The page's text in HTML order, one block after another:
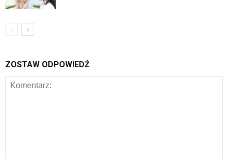
ZOSTAW ODPOWIEDŹ